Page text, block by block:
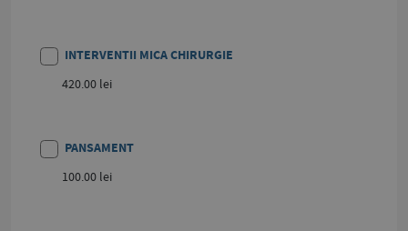
INTERVENTII MICA CHIRURGIE
420.00 lei
PANSAMENT
100.00 lei